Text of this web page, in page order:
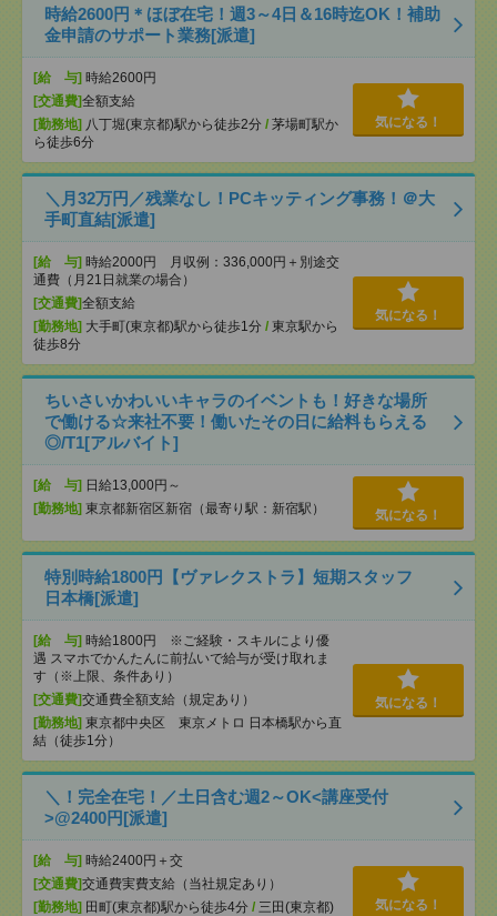
時給2600円＊ほぼ在宅！週3～4日＆16時迄OK！補助
金申請のサポート業務[派遣]
[給 与] 時給2600円
[交通費]全額支給
[勤務地] 八丁堀(東京都)駅から徒歩2分 / 茅場町駅か
ら徒歩6分
気になる！
＼月32万円／残業なし！PCキッティング事務！＠大
手町直結[派遣]
[給 与] 時給2000円 月収例：336,000円＋別途交
通費（月21日就業の場合）
[交通費]全額支給
[勤務地] 大手町(東京都)駅から徒歩1分 / 東京駅から
徒歩8分
気になる！
ちいさいかわいいキャラのイベントも！好きな場所
で働ける☆来社不要！働いたその日に給料もらえる
◎/T1[アルバイト]
[給 与] 日給13,000円～
[勤務地] 東京都新宿区新宿（最寄り駅：新宿駅） 気になる！
特別時給1800円【ヴァレクストラ】短期スタッフ
日本橋[派遣]
[給 与] 時給1800円 ※ご経験・スキルにより優
遇 スマホでかんたんに前払いで給与が受け取れま
す（※上限、条件あり）
[交通費]交通費全額支給（規定あり）
[勤務地] 東京都中央区 東京メトロ 日本橋駅から直
結（徒歩1分）
気になる！
＼！完全在宅！／土日含む週2～OK<講座受付
>@2400円[派遣]
[給 与] 時給2400円＋交
[交通費]交通費実費支給（当社規定あり）
[勤務地] 田町(東京都)駅から徒歩4分 / 三田(東京都)
気になる！